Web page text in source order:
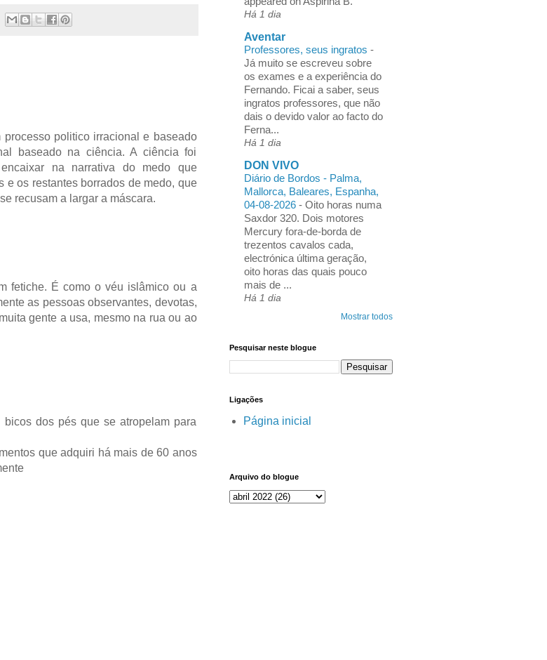
politico irracional e baseado
baseado na ciência. A ciência foi
na narrativa do medo que
e os restantes borrados de medo, que
recusam a largar a máscara.
fetiche. É como o véu islâmico ou a
as pessoas observantes, devotas,
gente a usa, mesmo na rua ou ao
dos pés que se atropelam para
que adquiri há mais de 60 anos
Há 1 dia
Aventar
Professores, seus ingratos -
Já muito se escreveu sobre
os exames e a experiência do
Fernando. Ficai a saber, seus
ingratos professores, que não
dais o devido valor ao facto do
Ferna...
Há 1 dia
DON VIVO
Diário de Bordos - Palma,
Mallorca, Baleares, Espanha,
04-08-2026 - Oito horas numa
Saxdor 320. Dois motores
Mercury fora-de-borda de
trezentos cavalos cada,
electrónica última geração,
oito horas das quais pouco
mais de ...
Há 1 dia
Mostrar todos
Pesquisar neste blogue
Ligações
Página inicial
Arquivo do blogue